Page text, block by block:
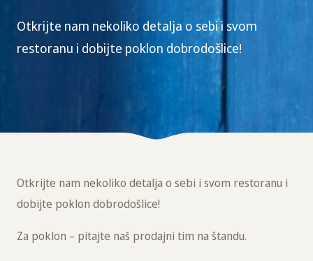
Otkrijte nam nekoliko detalja o sebi i svom
restoranu i dobijte poklon dobrodošlice!
Otkrijte nam nekoliko detalja o sebi i svom restoranu i
dobijte poklon dobrodošlice!
Za poklon – pitajte naš prodajni tim na štandu.